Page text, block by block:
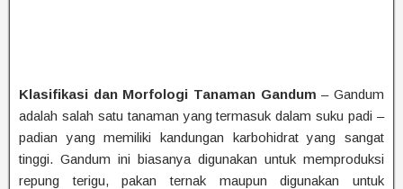
Klasifikasi dan Morfologi Tanaman Gandum – Gandum
adalah salah satu tanaman yang termasuk dalam suku padi –
padian yang memiliki kandungan karbohidrat yang sangat
tinggi. Gandum ini biasanya digunakan untuk memproduksi
repung terigu, pakan ternak maupun digunakan untuk